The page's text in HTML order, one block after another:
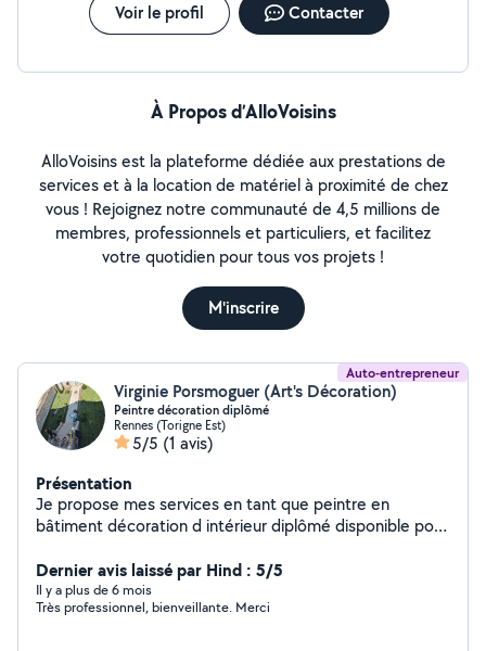
Voir le profil Contacter
À Propos d’AlloVoisins
AlloVoisins est la plateforme dédiée aux prestations de
services et à la location de matériel à proximité de chez
vous ! Rejoignez notre communauté de 4,5 millions de
membres, professionnels et particuliers, et facilitez
votre quotidien pour tous vos projets !
M'inscrire
Auto-entrepreneur
Virginie Porsmoguer (Art's Décoration)
Peintre décoration diplômé
Rennes (Torigne Est)
5/5 (1 avis)
Présentation
Je propose mes services en tant que peintre en
bâtiment décoration d intérieur diplômé disponible pour
peint toile de verre ect n hésité pas à me contacter
Dernier avis laissé par Hind : 5/5
Il y a plus de 6 mois
Très professionnel, bienveillante. Merci